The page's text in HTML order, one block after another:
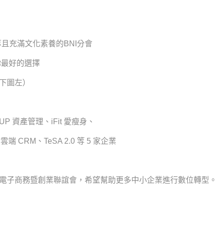
充滿文化素養的BNI分會
好的選擇
圖左）
資產管理、iFit 愛瘦身、
端 CRM、TeSA 2.0 等 5 家企業
子商務暨創業聯誼會，希望幫助更多中小企業進行數位轉型。